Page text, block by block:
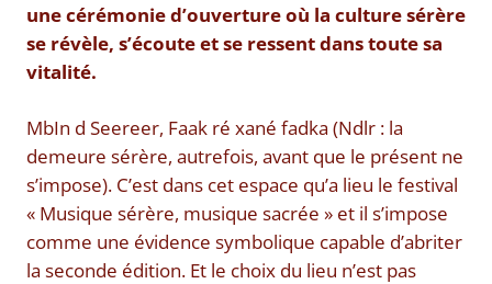
une cérémonie d’ouverture où la culture sérère
se révèle, s’écoute et se ressent dans toute sa
vitalité.
MbIn d Seereer, Faak ré xané fadka (Ndlr : la
demeure sérère, autrefois, avant que le présent ne
s’impose). C’est dans cet espace qu’a lieu le festival
« Musique sérère, musique sacrée » et il s’impose
comme une évidence symbolique capable d’abriter
la seconde édition. Et le choix du lieu n’est pas